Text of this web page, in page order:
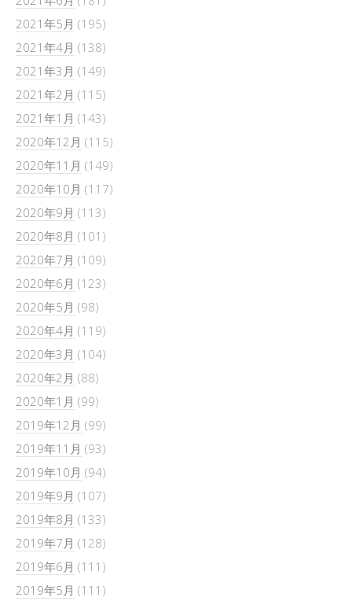
2021年5月 (195)
2021年4月 (138)
2021年3月 (149)
2021年2月 (115)
2021年1月 (143)
2020年12月 (115)
2020年11月 (149)
2020年10月 (117)
2020年9月 (113)
2020年8月 (101)
2020年7月 (109)
2020年6月 (123)
2020年5月 (98)
2020年4月 (119)
2020年3月 (104)
2020年2月 (88)
2020年1月 (99)
2019年12月 (99)
2019年11月 (93)
2019年10月 (94)
2019年9月 (107)
2019年8月 (133)
2019年7月 (128)
2019年6月 (111)
2019年5月 (111)